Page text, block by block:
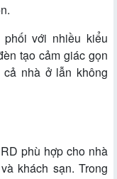
với nhiều kiểu
tạo cảm giác gọn
nhà ở lẫn không
phù hợp cho nhà
khách sạn. Trong